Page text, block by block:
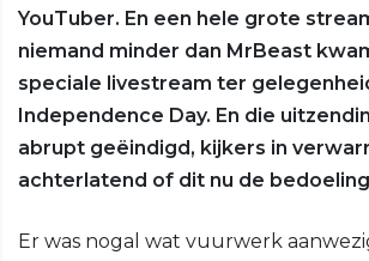
YouTuber. En een hele grote
niemand minder dan MrBeast
speciale livestream ter
Independence Day. En die
abrupt geëindigd, kijkers in
achterlatend of dit nu de
Er was nogal wat vuurwerk